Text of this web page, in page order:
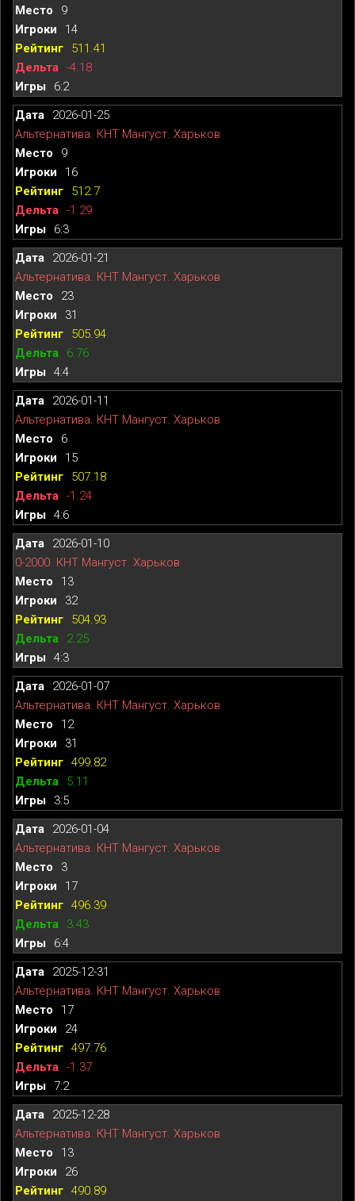
9
14
511.41
-4.18
6:2
2026-01-25
Альтернатива. КНТ Мангуст. Харьков
9
16
512.7
-1.29
6:3
2026-01-21
Альтернатива. КНТ Мангуст. Харьков
23
31
505.94
6.76
4:4
2026-01-11
Альтернатива. КНТ Мангуст. Харьков
6
15
507.18
-1.24
4:6
2026-01-10
0-2000. КНТ Мангуст. Харьков
13
32
504.93
2.25
4:3
2026-01-07
Альтернатива. КНТ Мангуст. Харьков
12
31
499.82
5.11
3:5
2026-01-04
Альтернатива. КНТ Мангуст. Харьков
3
17
496.39
3.43
6:4
2025-12-31
Альтернатива. КНТ Мангуст. Харьков
17
24
497.76
-1.37
7:2
2025-12-28
Альтернатива. КНТ Мангуст. Харьков
13
26
490.89